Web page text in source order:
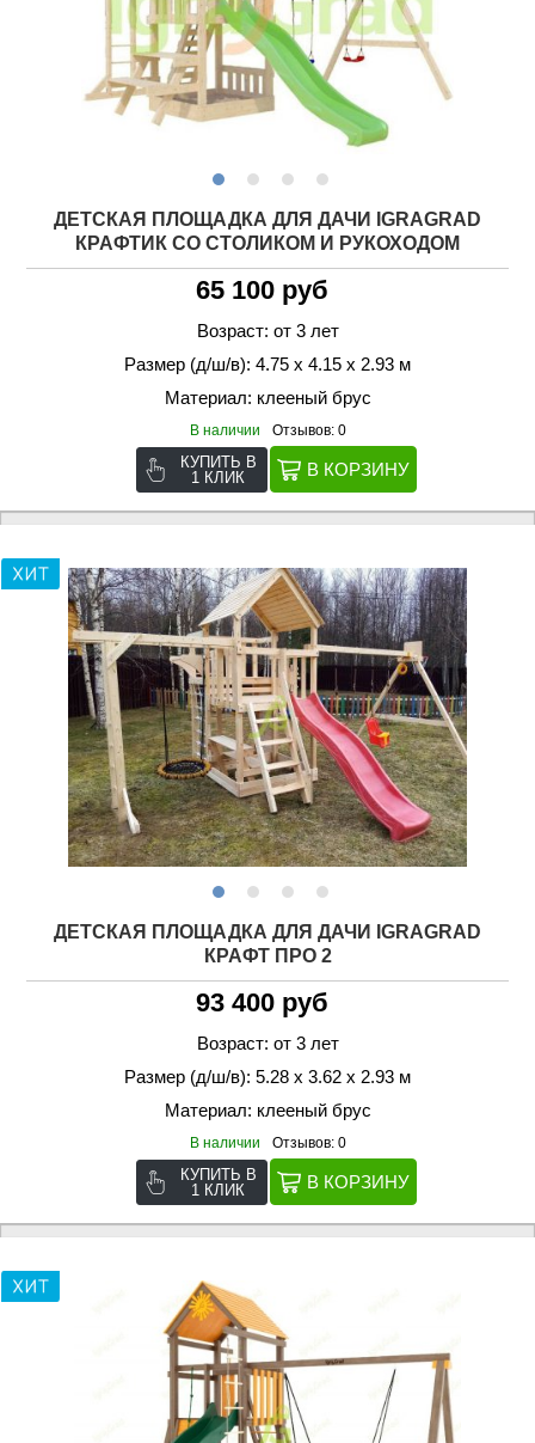
ДЕТСКАЯ ПЛОЩАДКА ДЛЯ ДАЧИ IGRAGRAD
КРАФТИК СО СТОЛИКОМ И РУКОХОДОМ
65 100 руб
Возраст: от 3 лет
Размер (д/ш/в): 4.75 х 4.15 х 2.93 м
Материал: клееный брус
В наличии Отзывов: 0
КУПИТЬ В
1 КЛИК
ДЕТСКАЯ ПЛОЩАДКА ДЛЯ ДАЧИ IGRAGRAD
КРАФТ ПРО 2
93 400 руб
Возраст: от 3 лет
Размер (д/ш/в): 5.28 х 3.62 х 2.93 м
Материал: клееный брус
В наличии Отзывов: 0
КУПИТЬ В
1 КЛИК